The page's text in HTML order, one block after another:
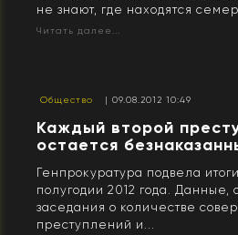
не знают, где находятся
Читать далее...
Общество | 09.08.2012 10:49
Каждый второй
остается
Генпрокуратура подвела
полугодии 2012 года. Данные,
заседания о количестве
преступлений и...